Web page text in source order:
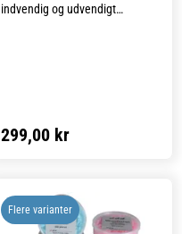
indvendig og udvendigt
299,00 kr
Flere varianter